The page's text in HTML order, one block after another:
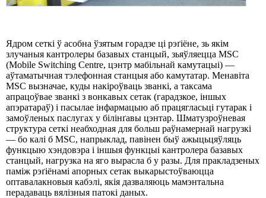
Ядром сеткі ў асобна ўзятым горадзе ці рэґіёне, зь якім
злучаныя кантролеры базавых станцый, зьяўляецца MSC
(Mobile Switching Centre, цэнтр мабільнай камутацыі) —
аўтаматычная тэлефонная станцыя або камутатар. Менавіта
MSC вызначае, куды накіроўваць званкі, а таксама
апрацоўвае званкі з вонкавых сетак (гарадзкое, іншых
апэратараў) і пасылае інфармацыю аб працягласьці гутарак і
замоўленых паслугах у білінґавы цэнтар. Шматузроўневая
структура сеткі неабходная для больш раўнамернай нагрузкі
— бо калі б MSC, напрыклад, павінен быў ажыцьцяўляць
функцыю хэндовэра і іншыя функцыі кантролера базавых
станцый, нагрузка на яго вырасла б у разы. Для пракладзеных
паміж рэґіёнамі апорных сетак выкарыстоўваюцца
оптавалакновыя кабэлі, якія дазваляюць мамэнтальна
перадаваць вялізныя патокі даных.